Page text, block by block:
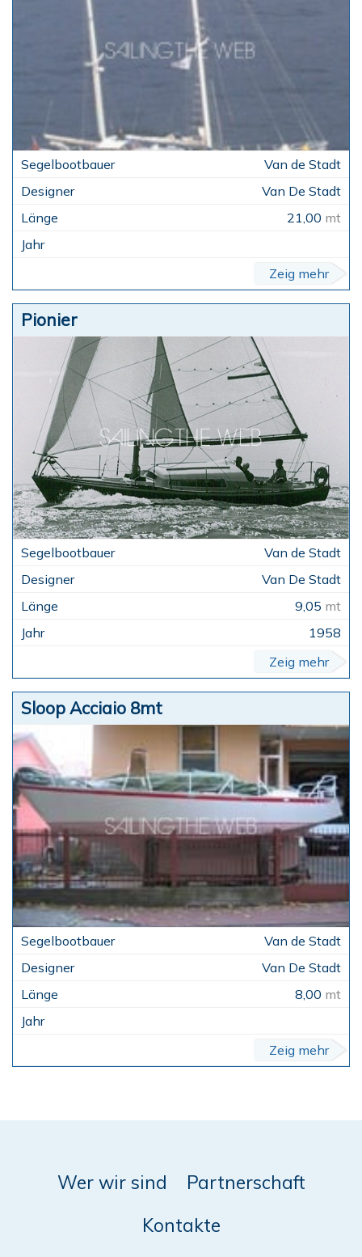
Van de Stadt
Van De Stadt
21,00 mt
Zeig mehr
Pionier
Van de Stadt
Van De Stadt
9,05 mt
1958
Zeig mehr
Sloop Acciaio 8mt
Van de Stadt
Van De Stadt
8,00 mt
Zeig mehr
Wer wir sind
Partnerschaft
Kontakte